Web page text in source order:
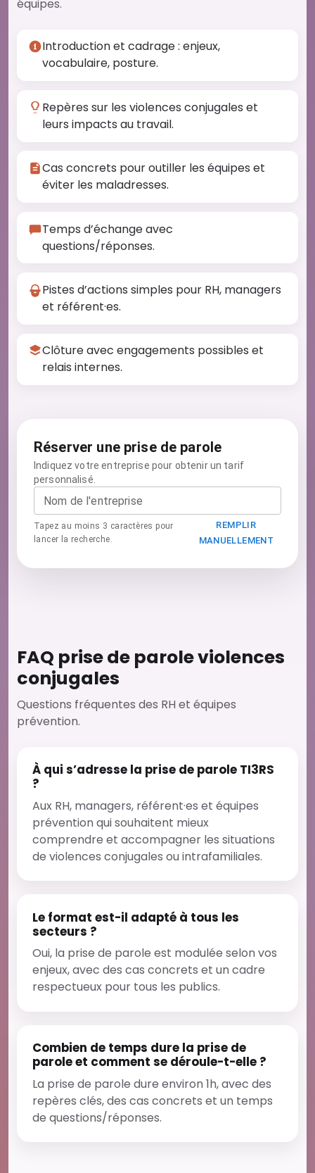
équipes.
Introduction et cadrage : enjeux,
vocabulaire, posture.
Repères sur les violences conjugales et
leurs impacts au travail.
Cas concrets pour outiller les équipes et
éviter les maladresses.
Temps d’échange avec
questions/réponses.
Pistes d’actions simples pour RH, managers
et référent·es.
Clôture avec engagements possibles et
relais internes.
Réserver une prise de parole
Indiquez votre entreprise pour obtenir un tarif
personnalisé.
Nom de l'entreprise
Tapez au moins 3 caractères pour
lancer la recherche.
REMPLIR
MANUELLEMENT
FAQ prise de parole violences
conjugales
Questions fréquentes des RH et équipes
prévention.
À qui s’adresse la prise de parole TI3RS
?
Aux RH, managers, référent·es et équipes
prévention qui souhaitent mieux
comprendre et accompagner les situations
de violences conjugales ou intrafamiliales.
Le format est-il adapté à tous les
secteurs ?
Oui, la prise de parole est modulée selon vos
enjeux, avec des cas concrets et un cadre
respectueux pour tous les publics.
Combien de temps dure la prise de
parole et comment se déroule-t-elle ?
La prise de parole dure environ 1h, avec des
repères clés, des cas concrets et un temps
de questions/réponses.